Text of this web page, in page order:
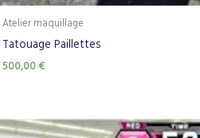
Atelier maquillage
Tatouage Paillettes
500,00€